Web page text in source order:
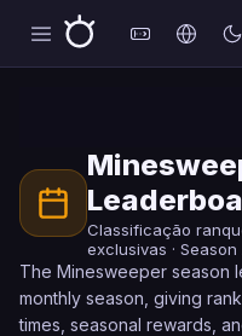
Classificação
exclusivas ·
The Minesweeper season
monthly season, giving
times, seasonal rewards,